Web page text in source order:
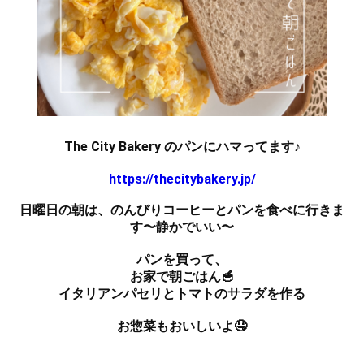
The City Bakery のパンにハマってます♪
https://thecitybakery.jp/
日曜日の朝は、のんびりコーヒーとパンを食べに行きま
す〜静かでいい〜
パンを買って、
お家で朝ごはん🥣
イタリアンパセリとトマトのサラダを作る
お惣菜もおいしいよ🤤